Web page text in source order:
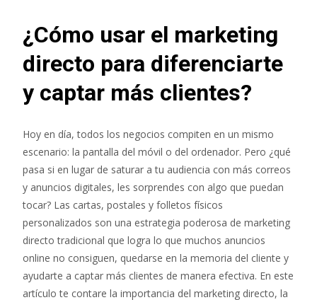
¿Cómo usar el marketing
directo para diferenciarte
y captar más clientes?
Hoy en día, todos los negocios compiten en un mismo
escenario: la pantalla del móvil o del ordenador. Pero ¿qué
pasa si en lugar de saturar a tu audiencia con más correos
y anuncios digitales, les sorprendes con algo que puedan
tocar? Las cartas, postales y folletos físicos
personalizados son una estrategia poderosa de marketing
directo tradicional que logra lo que muchos anuncios
online no consiguen, quedarse en la memoria del cliente y
ayudarte a captar más clientes de manera efectiva. En este
artículo te contare la importancia del marketing directo, la